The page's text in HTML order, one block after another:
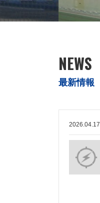
NEWS
最新情報
2026.04.17